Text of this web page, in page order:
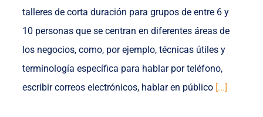
talleres de corta duración para grupos de entre 6 y
10 personas que se centran en diferentes áreas de
los negocios, como, por ejemplo, técnicas útiles y
terminología específica para hablar por teléfono,
escribir correos electrónicos, hablar en público [...]